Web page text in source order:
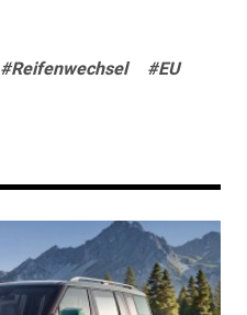
#Reifenwechsel
#EU